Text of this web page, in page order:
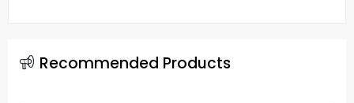
Recommended Products